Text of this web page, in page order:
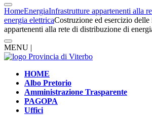
HomeEnergiaInfrastrutture appartenenti alla
energia elettricaCostruzione ed esercizio
appartenenti alla rete di distribuzione di
MENU |
HOME
Albo Pretorio
Amministrazione Trasparente
PAGOPA
Uffici